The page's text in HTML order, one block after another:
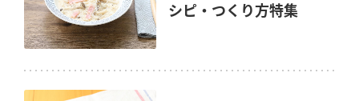
シピ・つくり方特集